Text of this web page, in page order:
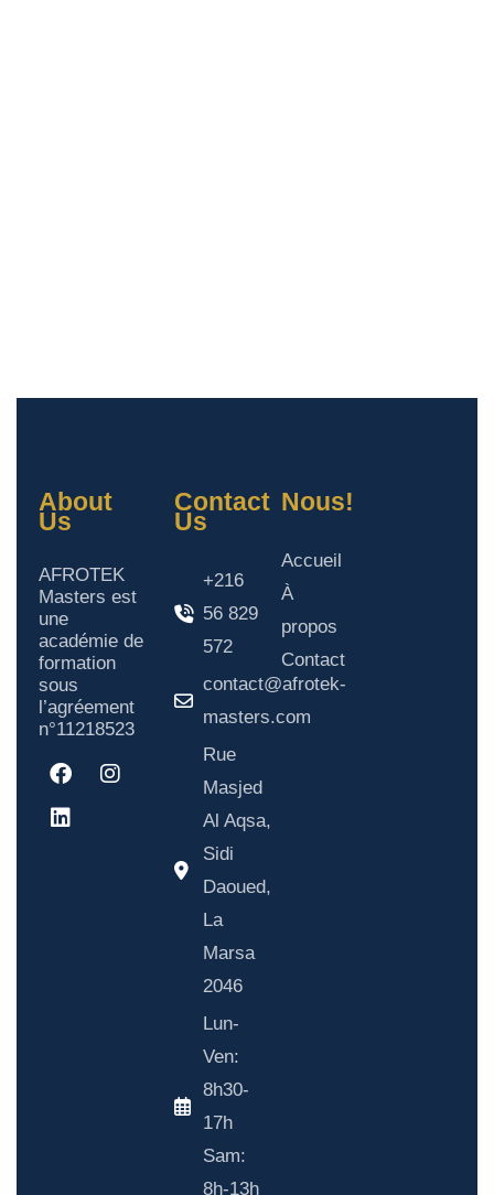
About
Us
AFROTEK
Masters est
une
académie de
formation
sous
l’agréement
n°11218523
Contact
Us
+216
56 829
572
contact@afrotek-
masters.com
Rue
Masjed
Al Aqsa,
Sidi
Daoued,
La
Marsa
2046
Lun-
Ven:
8h30-
17h
Sam:
8h-13h
Nous!
Accueil
À
propos
Contact